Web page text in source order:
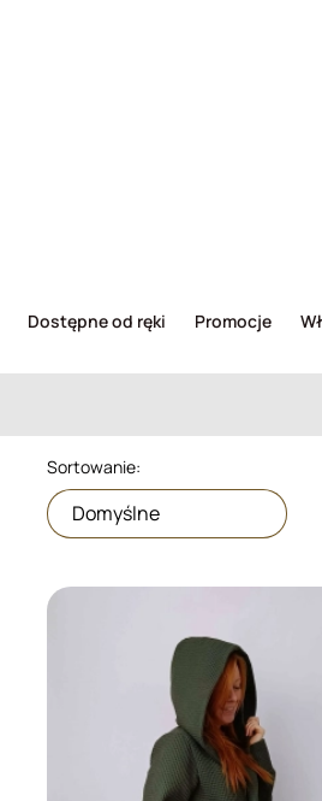
Dostępne od ręki Promocje
Lista
Sortowanie:
Domyślne